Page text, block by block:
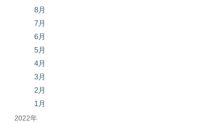
8月
7月
6月
5月
4月
3月
2月
1月
2022年